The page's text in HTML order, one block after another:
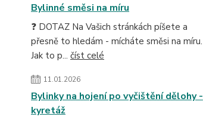
Bylinné směsi na míru
❓ DOTAZ Na Vašich stránkách píšete a
přesně to hledám - mícháte směsi na míru.
Jak to p... číst celé
11.01.2026
Bylinky na hojení po vyčištění dělohy -
kyretáž